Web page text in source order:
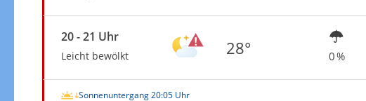
20 - 21 Uhr
Leicht bewölkt 28° 0 %
Sonnenuntergang 20:05 Uhr